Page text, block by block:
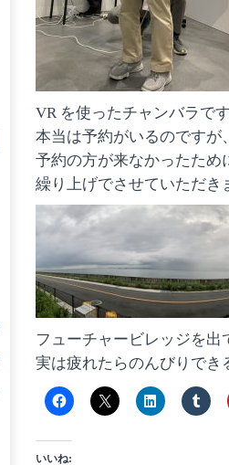
VR を使ったチャンバラで
本当は予約がいるのですが
予約の方が来なかったため
繰り上げでさせていただき
フューチャービレッジを出
実は疲れたらのんびりでき
いいね: